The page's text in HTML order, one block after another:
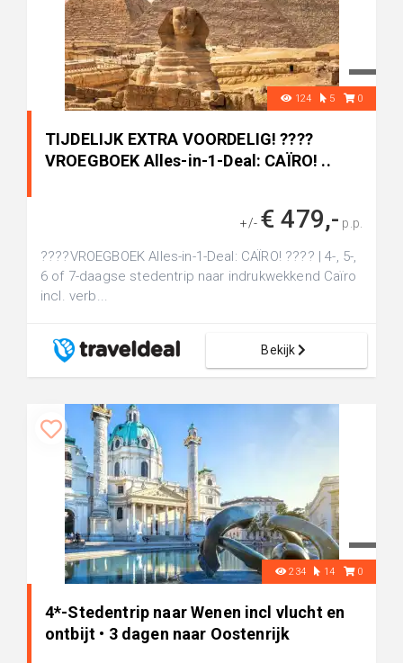
124 5 0
TIJDELIJK EXTRA VOORDELIG! ????
VROEGBOEK Alles-in-1-Deal: CAÏRO! ..
+/- € 479,- p.p.
????VROEGBOEK Alles-in-1-Deal: CAÏRO! ???? | 4-, 5-,
6 of 7-daagse stedentrip naar indrukwekkend Caïro
incl. verb...
Bekijk
234 14 0
4*-Stedentrip naar Wenen incl vlucht en
ontbijt • 3 dagen naar Oostenrijk